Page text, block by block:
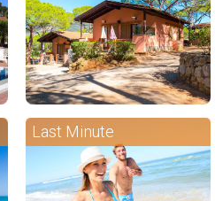
Last Minute